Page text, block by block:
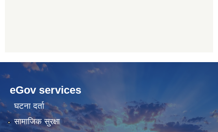
betwild
cratosroyalbet
bahis
siteleri
hdasianporns.net
lunadark.org
bahis
siteleri
eGov services
घटना दर्ता
सामाजिक सुरक्षा